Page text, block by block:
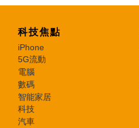
科技焦點
iPhone
5G流動
電腦
數碼
智能家居
科技
汽車